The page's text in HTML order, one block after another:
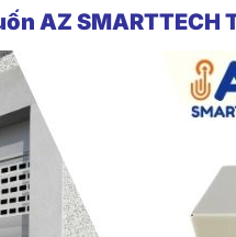
AZ SMARTTECH